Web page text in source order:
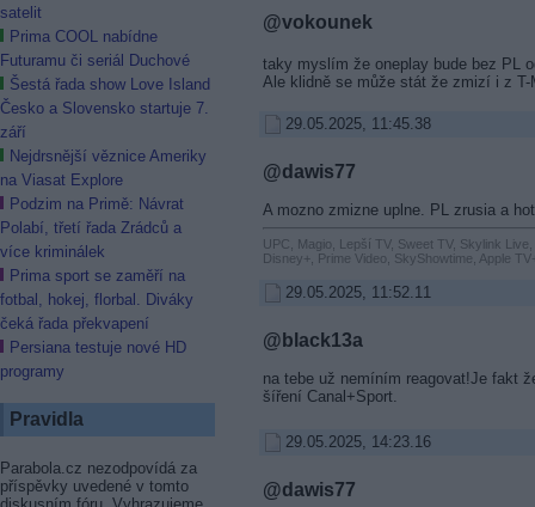
satelit
Prima COOL nabídne
Futuramu či seriál Duchové
Šestá řada show Love Island
Česko a Slovensko startuje 7.
září
Nejdrsnější věznice Ameriky
na Viasat Explore
Podzim na Primě: Návrat
Polabí, třetí řada Zrádců a
více kriminálek
Prima sport se zaměří na
fotbal, hokej, florbal. Diváky
čeká řada překvapení
Persiana testuje nové HD
programy
Pravidla
Parabola.cz nezodpovídá za
příspěvky uvedené v tomto
@vokounek
taky myslím že oneplay bude bez PL
Ale klidně se může stát že zmizí i z T-
29.05.2025, 11:45.38
@dawis77
A mozno zmizne uplne. PL zrusia a
UPC, Magio, Lepší TV, Sweet TV, Skylink
Disney+, Prime Video, SkyShowtime, Apple
29.05.2025, 11:52.11
@black13a
na tebe už nemíním reagovat!Je fakt
šíření Canal+Sport.
29.05.2025, 14:23.16
@dawis77